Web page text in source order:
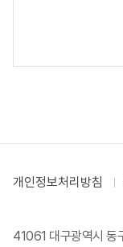
개인정보처리방침
41061 대구광역시 동